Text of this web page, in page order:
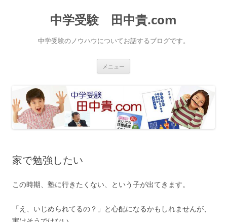
中学受験 田中貴.com
中学受験のノウハウについてお話するブログです。
メニュー
ス
キ
ッ
プ
家で勉強したい
この時期、塾に行きたくない、という子が出てきます。
「え、いじめられてるの？」と心配になるかもしれませんが、